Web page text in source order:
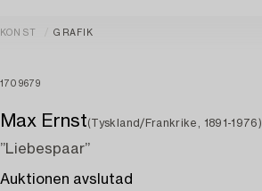
KONST GRAFIK
1709679
Max Ernst(Tyskland/Frankrike, 1891-1976)
”Liebespaar”
Auktionen avslutad